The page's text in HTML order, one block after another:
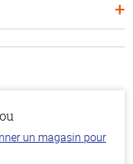
un magasin pour